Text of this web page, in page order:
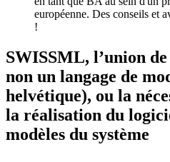
européenne. Des conseils et
!
SWISSML, l’union
non un langage de
helvétique), ou la
la réalisation du
modèles du système